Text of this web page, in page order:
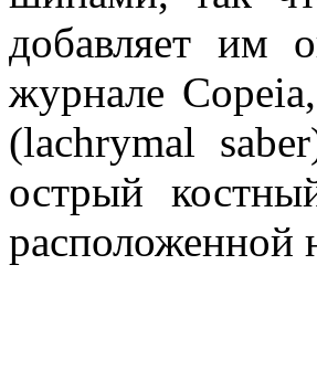
добавляет им
журнале
(lachrymal
острый
расположенной